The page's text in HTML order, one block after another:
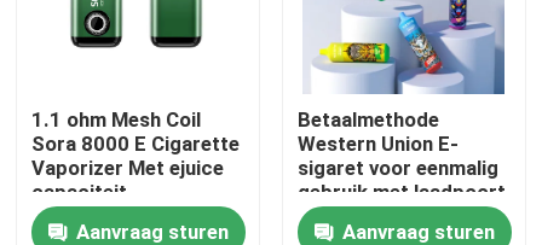
Kwaliteitscontrole
Contacteer ons
1.1 ohm Mesh Coil
Sora 8000 E Cigarette
Vaporizer Met ejuice
capaciteit
Aanvraag sturen
Betaalmethode
Western Union E-
sigaret voor eenmalig
gebruik met laadpoort
type C
Aanvraag sturen